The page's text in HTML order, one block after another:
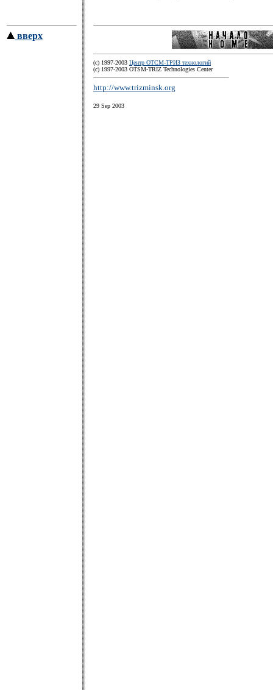
вверх
(c) 1997-2003 Центр ОТСМ-ТРИЗ технологий
(с) 1997-2003 OTSM-TRIZ Technologies Center
http://www.trizminsk.org
29 Sep 2003